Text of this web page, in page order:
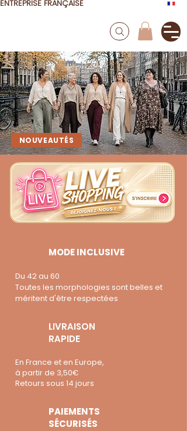
ENTREPRISE FRANÇAISE
NOUVEAUTÉS
MODE INCLUSIVE
Du 42 au 60
Toutes les morphologies sont belles et
méritent d'être respectées
LIVRAISON
RAPIDE
En France et en Europe,
à partir de 3,50€
Retours sous 14 jours
PAIEMENTS
SÉCURISÉS